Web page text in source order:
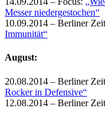
Messer niedergestochen“
10.09.2014 – Berliner
Immunität“
August:
20.08.2014 – Berliner
Rocker in Defensive“
12.08.2014 – Berliner